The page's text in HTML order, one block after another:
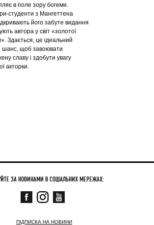
в поле зору богеми.
студенти з Мангеттена
його забуте видання
автора у світ «золотої
Здається, це ідеальний
шанс, щоб завоювати
славу і здобути увагу
акторки.
ЗА НОВИНАМИ В СОЦІАЛЬНИХ МЕРЕЖАХ:
ПІДПИСКА НА НОВИНИ